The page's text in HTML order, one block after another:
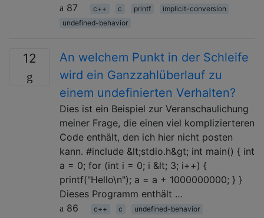
87
c++ c printf
implicit-conversion
undefined-behavior
12
An welchem ​​Punkt in der Schleife
wird ein Ganzzahlüberlauf zu
einem undefinierten Verhalten?
Dies ist ein Beispiel zur Veranschaulichung
meiner Frage, die einen viel komplizierteren
Code enthält, den ich hier nicht posten
kann. #include &lt;stdio.h&gt; int main() { int
a = 0; for (int i = 0; i &lt; 3; i++) {
printf("Hello\n"); a = a + 1000000000; } }
Dieses Programm enthält …
86
c++ c
undefined-behavior